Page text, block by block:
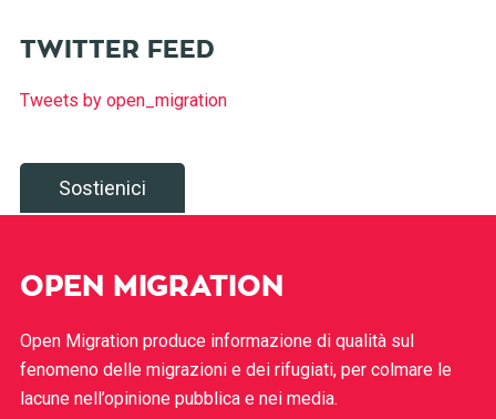
TWITTER FEED
Tweets by open_migration
Sostienici
OPEN MIGRATION
Open Migration produce informazione di qualità sul
fenomeno delle migrazioni e dei rifugiati, per colmare le
lacune nell’opinione pubblica e nei media.